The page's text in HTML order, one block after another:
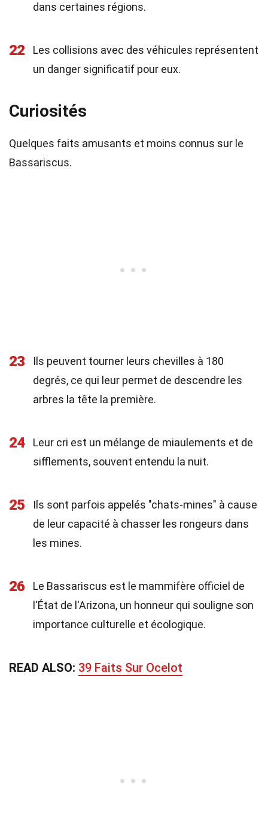
dans certaines régions.
22
Les collisions avec des véhicules représentent
un danger significatif pour eux.
Curiosités
Quelques faits amusants et moins connus sur le
Bassariscus.
23
Ils peuvent tourner leurs chevilles à 180
degrés, ce qui leur permet de descendre les
arbres la tête la première.
24
Leur cri est un mélange de miaulements et de
sifflements, souvent entendu la nuit.
25
Ils sont parfois appelés "chats-mines" à cause
de leur capacité à chasser les rongeurs dans
les mines.
26
Le Bassariscus est le mammifère officiel de
l'État de l'Arizona, un honneur qui souligne son
importance culturelle et écologique.
READ ALSO: 39 Faits Sur Ocelot